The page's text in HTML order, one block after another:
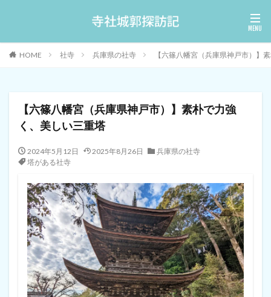
HOME 社寺 兵庫県の社寺 【六篠八幡宮（兵庫県神戸市）】
【六篠八幡宮（兵庫県神戸市）】素朴で力強
く、美しい三重塔
2024年5月12日 2025年8月26日
兵庫県の社寺
塔がある社寺